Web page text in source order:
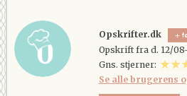
Opskrifter.dk
Opskrift fra d. 12/
Gns. stjerner:
Se alle brugerens